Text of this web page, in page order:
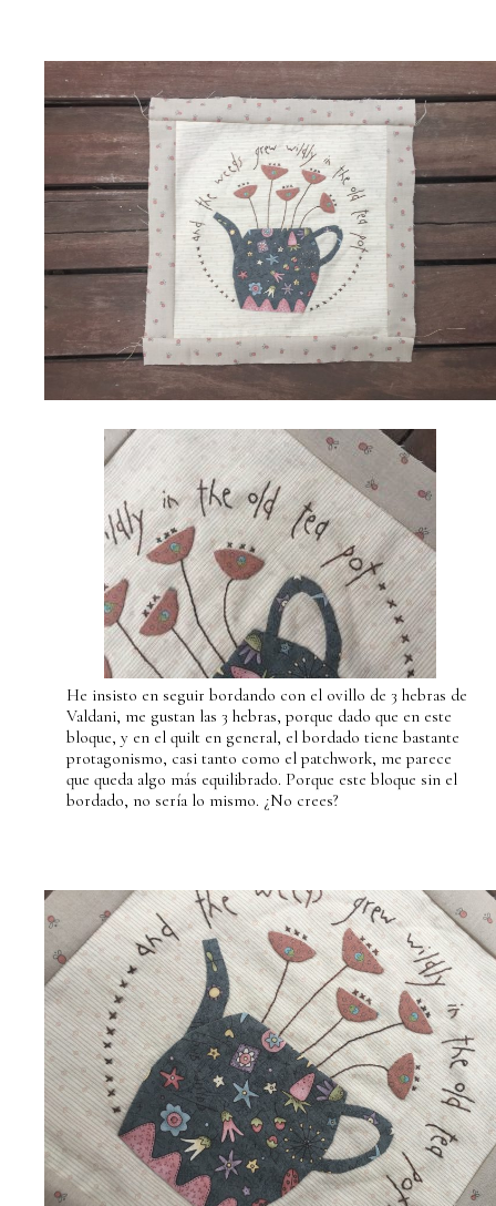
He insisto en seguir bordando con el ovillo de 3 hebras de
Valdani, me gustan las 3 hebras, porque dado que en este
bloque, y en el quilt en general, el bordado tiene bastante
protagonismo, casi tanto como el patchwork, me parece
que queda algo más equilibrado. Porque este bloque sin el
bordado, no sería lo mismo. ¿No crees?